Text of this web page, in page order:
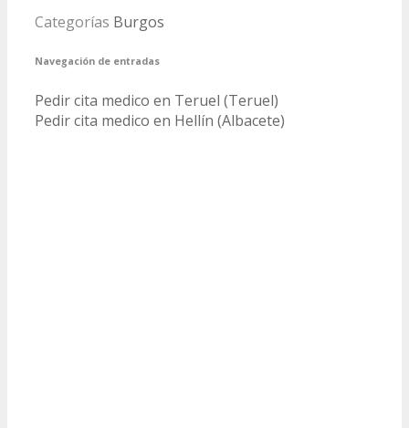
Categorías Burgos
Navegación de entradas
Pedir cita medico en Teruel (Teruel)
Pedir cita medico en Hellín (Albacete)